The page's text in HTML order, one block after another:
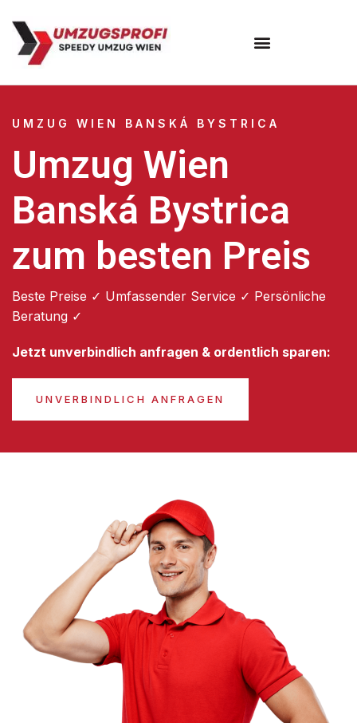
UMZUG WIEN BANSKÁ BYSTRICA
Umzug Wien
Banská Bystrica
zum besten Preis
Beste Preise ✓ Umfassender Service ✓ Persönliche
Beratung ✓
Jetzt unverbindlich anfragen & ordentlich sparen:
UNVERBINDLICH ANFRAGEN